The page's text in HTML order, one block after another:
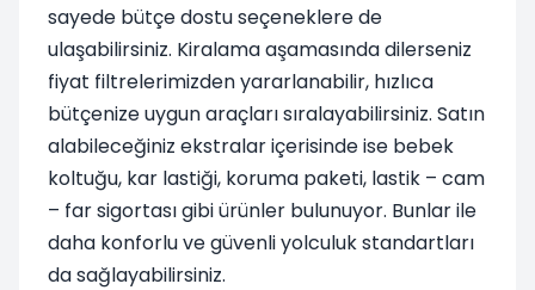
sayede bütçe dostu seçeneklere de
ulaşabilirsiniz. Kiralama aşamasında dilerseniz
fiyat filtrelerimizden yararlanabilir, hızlıca
bütçenize uygun araçları sıralayabilirsiniz. Satın
alabileceğiniz ekstralar içerisinde ise bebek
koltuğu, kar lastiği, koruma paketi, lastik – cam
– far sigortası gibi ürünler bulunuyor. Bunlar ile
daha konforlu ve güvenli yolculuk standartları
da sağlayabilirsiniz.